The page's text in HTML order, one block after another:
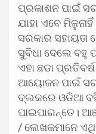
ପ୍ରକାଶନ ପାଇଁ
ଯାହା ଏବେ
ସରକାର ସହାୟତା
ସୁବିଧା ଦେଲେ ବହୁ
ଏହା ଛଡା
ଆୟୋଜନ ପାଇଁ
ବ୍ଲକରେ ଓଡିଆ
ପାଇପାରନ୍ତେ।
/ ଲେଖକମାନେ